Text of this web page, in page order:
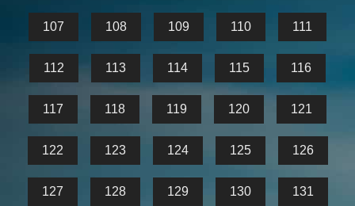
107 108 109 110 111
112 113 114 115 116
117 118 119 120 121
122 123 124 125 126
127 128 129 130 131